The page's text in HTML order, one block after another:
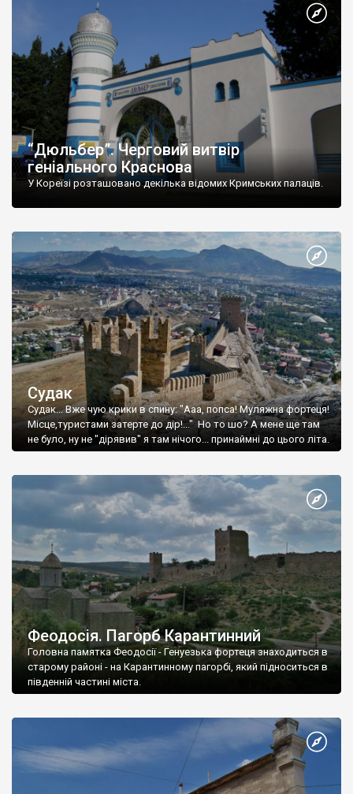
“Дюльбер”. Черговий витвір
геніального Краснова
У Кореїзі розташовано декілька відомих Кримських палаців.
Судак
Судак... Вже чую крики в спину: "Ааа, попса! Муляжна фортеця!
Місце,туристами затерте до дір!..." Но то шо? А мене ще там
не було, ну не "дірявив" я там нічого... принаймні до цього літа.
Феодосія. Пагорб Карантинний
Головна памятка Феодосії - Генуезька фортеця знаходиться в
старому районі - на Карантинному пагорбі, який підноситься в
південній частині міста.